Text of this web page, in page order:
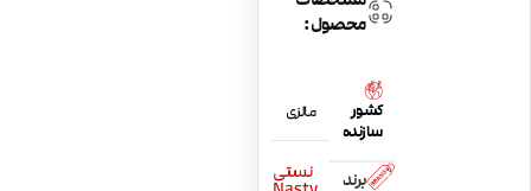
محصول:
کشور
سازنده
مالزی
برند نستی